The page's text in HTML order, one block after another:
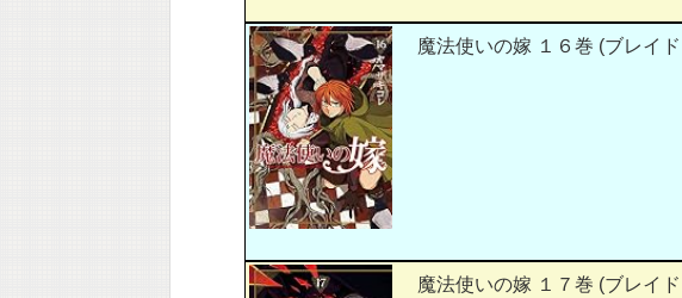
魔法使いの嫁 １６巻 (ブレイ
魔法使いの嫁 １７巻 (ブレイ